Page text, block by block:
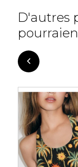
D'autres